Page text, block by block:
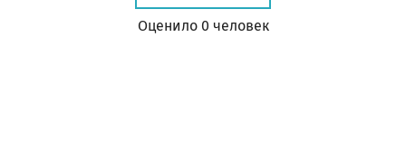
Оценило 0 человек